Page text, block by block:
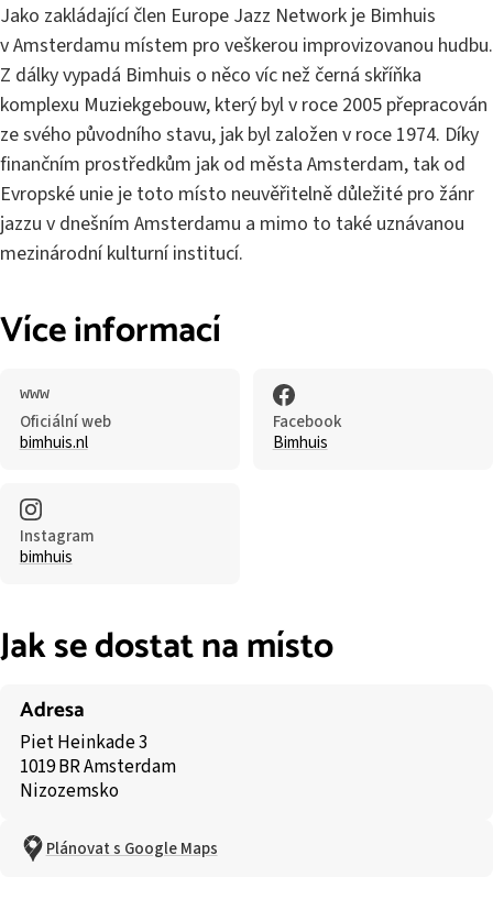
Jako zakládající člen Europe Jazz Network je Bimhuis
v Amsterdamu místem pro veškerou improvizovanou hudbu.
Z dálky vypadá Bimhuis o něco víc než černá skříňka
komplexu Muziekgebouw, který byl v roce 2005 přepracován
ze svého původního stavu, jak byl založen v roce 1974. Díky
finančním prostředkům jak od města Amsterdam, tak od
Evropské unie je toto místo neuvěřitelně důležité pro žánr
jazzu v dnešním Amsterdamu a mimo to také uznávanou
mezinárodní kulturní institucí.
Více informací
Oficiální web
bimhuis.nl
Facebook
Bimhuis
Instagram
bimhuis
Jak se dostat na místo
Adresa
Piet Heinkade 3
1019 BR Amsterdam
Nizozemsko
Plánovat s Google Maps